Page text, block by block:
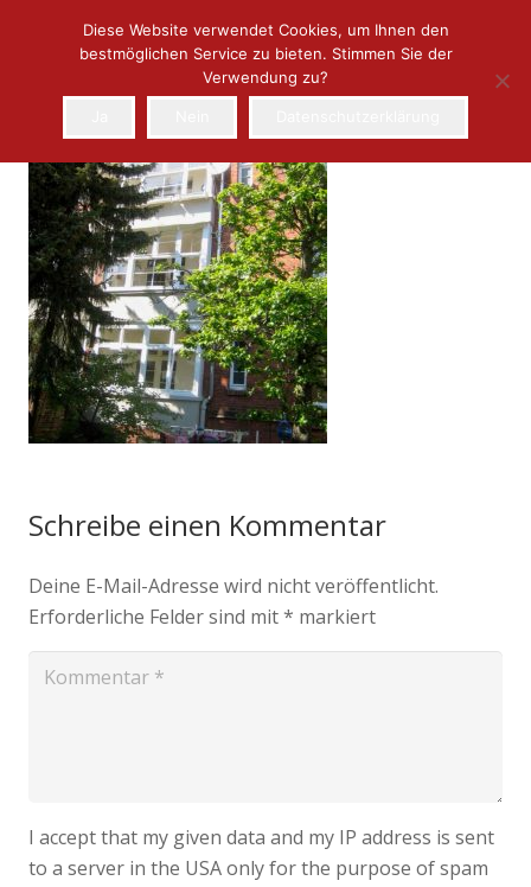
Schreibe einen Kommentar
Deine E-Mail-Adresse wird nicht veröffentlicht.
Erforderliche Felder sind mit* markiert
I accept that my given data and my IP address is sent
to a server in the USA only for the purpose of spam
Diese Website verwendet Cookies, um Ihnen den
bestmöglichen Service zu bieten. Stimmen Sie der
Verwendung zu?